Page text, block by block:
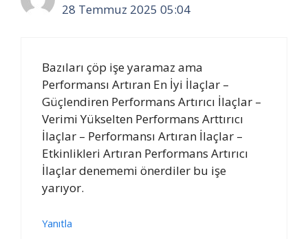
28 Temmuz 2025 05:04
Bazıları çöp işe yaramaz ama
Performansı Artıran En İyi İlaçlar –
Güçlendiren Performans Artırıcı İlaçlar –
Verimi Yükselten Performans Arttırıcı
İlaçlar – Performansı Artıran İlaçlar –
Etkinlikleri Artıran Performans Artırıcı
İlaçlar denememi önerdiler bu işe
yarıyor.
Yanıtla